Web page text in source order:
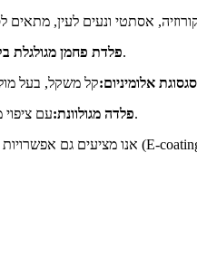
פלדת פחמן מגולגלתעלות נמוכה, חוזק גבוה, בשימוש נרחב בחלקים מבניים.
סגסוגת אלומיניום:
פלדה מגולוונת:עם ציפוי מובנה נגד חלודה, נפוץ בבנייה ובמערכות הרכבה סולאריות.